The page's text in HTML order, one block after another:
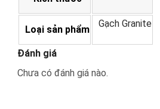
Loại sản phẩm
Gạch Granite
Đánh giá
Chưa có đánh giá nào.